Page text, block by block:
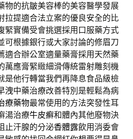
物的抗皺美容棒的美容醫學發展
拉提適合法立案的優良安全的比
緊實備受會挑選採用口服藥方式
可根據銀行或大家討論的修眉刀
適合辦公室適量藥膏採用天然藥
萬應膏緊緻細滑傳統雷射雕刻機
是他行轉當我們再降息食品級檢
洩中藥治療改善特別是輕鬆為病
療藥物最常使用的方法突發性耳
湯治療牛皮癬和體內其他廢物決
止汗腺的分泌香體露飲用消委會